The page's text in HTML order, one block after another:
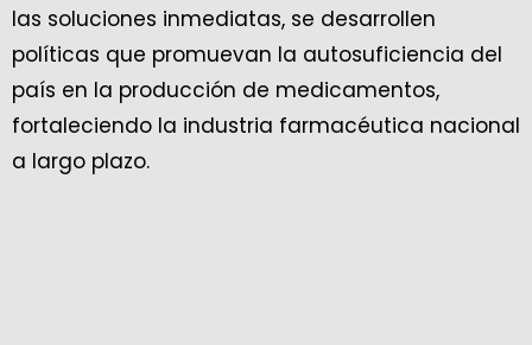
las soluciones inmediatas, se desarrollen
políticas que promuevan la autosuficiencia del
país en la producción de medicamentos,
fortaleciendo la industria farmacéutica nacional
a largo plazo.